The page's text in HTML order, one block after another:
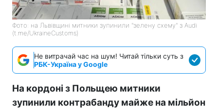
Фото: на Львівщині митники зупинили "зелену схему" з Audi
(t.me/UkraineCustoms)
Не витрачай час на шум! Читай тільки суть з
РБК-Україна у Google
На кордоні з Польщею митники
зупинили контрабанду майже на мільйон